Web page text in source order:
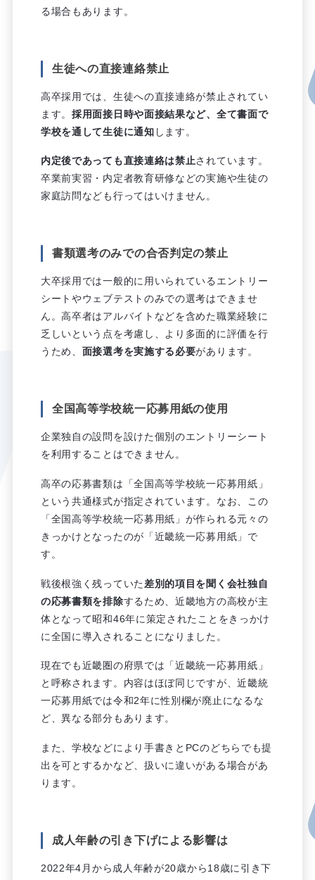
る場合もあります。
生徒への直接連絡禁止
高卒採用では、生徒への直接連絡が禁止されてい
ます。採用面接日時や面接結果など、全て書面で
学校を通して生徒に通知 します。
内定後であっても直接連絡は禁止されています。
卒業前実習・内定者教育研修などの実施や生徒の
家庭訪問なども行ってはいけません。
書類選考のみでの合否判定の禁止
大卒採用では一般的に用いられているエントリー
シートやウェブテストのみでの選考はできませ
ん。高卒者はアルバイトなどを含めた職業経験に
乏しいという点を考慮し、より多面的に評価を行
うため、 面接選考を実施する必要があります。
全国高等学校統一応募用紙の使用
企業独自の設問を設けた個別のエントリーシート
を利用することはできません。
高卒の応募書類は「全国高等学校統一応募用紙」
という共通様式が指定されています。なお、この
「全国高等学校統一応募用紙」が作られる元々の
きっかけとなったのが「近畿統一応募用紙」で
す。
戦後根強く残っていた 差別的項目を聞く会社独自
の応募書類を排除するため、近畿地方の高校が主
体となって昭和46年に策定されたことをきっかけ
に全国に導入されることになりました。
現在でも近畿圏の府県では「近畿統一応募用紙」
と呼称されます。内容はほぼ同じですが、近畿統
一応募用紙では令和2年に性別欄が廃止になるな
ど、異なる部分もあります。
また、学校などにより手書きとPCのどちらでも提
出を可とするかなど、扱いに違いがある場合があ
ります。
成人年齢の引き下げによる影響は
2022年4月から成人年齢が20歳から18歳に引き下